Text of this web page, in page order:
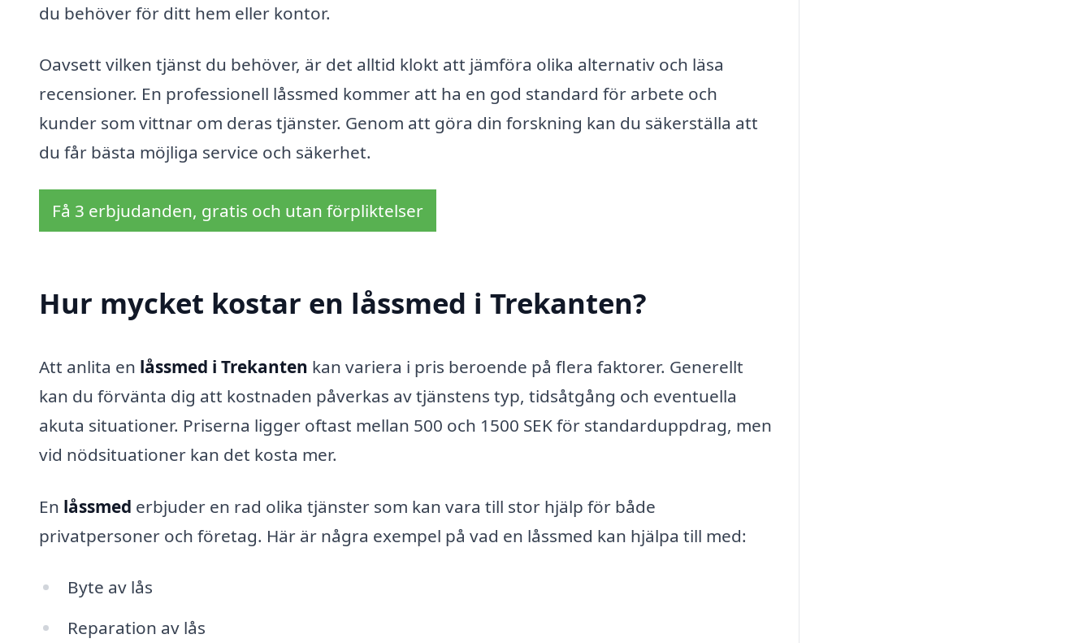
du behöver för ditt hem eller kontor.
Oavsett vilken tjänst du behöver, är det alltid klokt att jämföra olika alternativ och läsa
recensioner. En professionell låssmed kommer att ha en god standard för arbete och
kunder som vittnar om deras tjänster. Genom att göra din forskning kan du säkerställa att
du får bästa möjliga service och säkerhet.
Få 3 erbjudanden, gratis och utan förpliktelser
Hur mycket kostar en låssmed i Trekanten?
Att anlita en låssmed i Trekanten kan variera i pris beroende på flera faktorer. Generellt
kan du förvänta dig att kostnaden påverkas av tjänstens typ, tidsåtgång och eventuella
akuta situationer. Priserna ligger oftast mellan 500 och 1500 SEK för standarduppdrag, men
vid nödsituationer kan det kosta mer.
En låssmed erbjuder en rad olika tjänster som kan vara till stor hjälp för både
privatpersoner och företag. Här är några exempel på vad en låssmed kan hjälpa till med:
Byte av lås
Reparation av lås